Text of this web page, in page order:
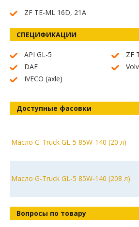
ZF TE-ML 16D, 21A
СПЕЦИФИКАЦИИ
API GL-5
ZF
DAF
IVECO (axle)
Доступные фасовки
Масло G-Truck GL-5 85W-140 (20 л)
Масло G-Truck GL-5 85W-140 (208 л)
Вопросы по товару